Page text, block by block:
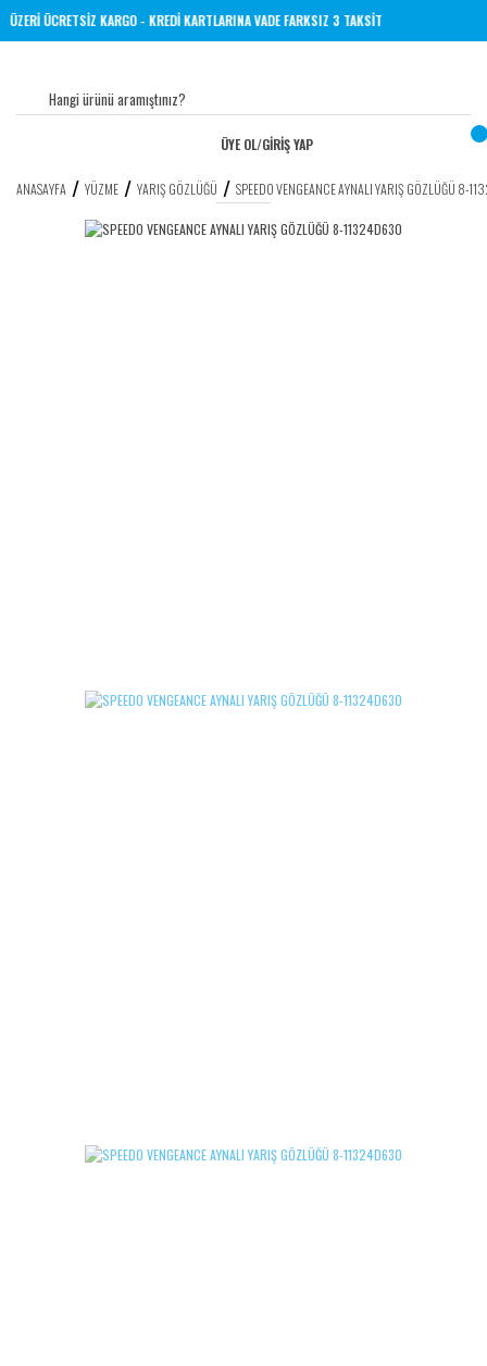
ÜZERİ ÜCRETSİZ KARGO - KREDİ KARTLARINA VADE FARKSIZ 3 TAKSİT
ÜYE OL/GİRİŞ YAP
ANASAYFA YÜZME YARIŞ GÖZLÜĞÜ SPEEDO VENGEANCE AYNALI YARIŞ GÖZLÜĞÜ 8-